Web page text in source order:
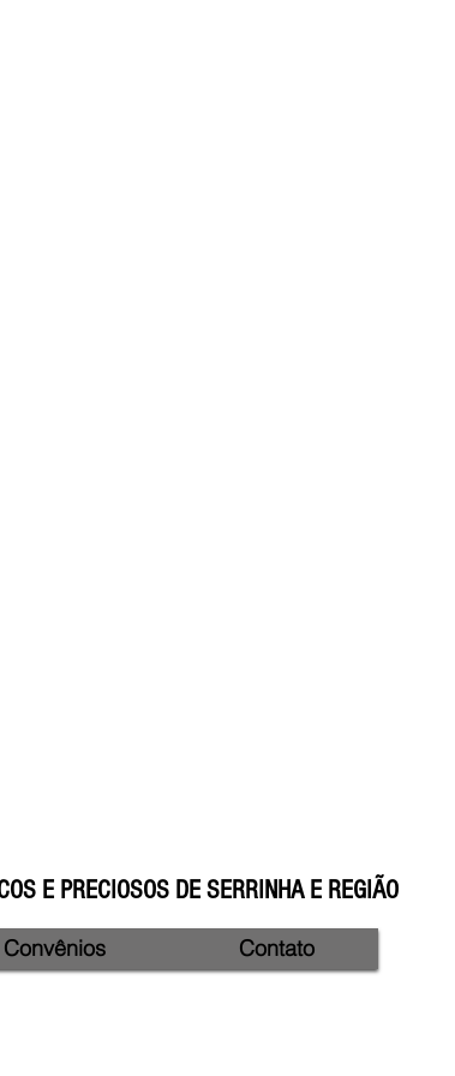
E PRECIOSOS DE SERRINHA E REGIÃO
Convênios Contato